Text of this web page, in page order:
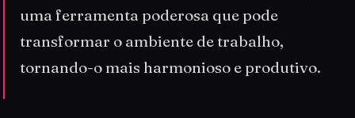
uma ferramenta poderosa que pode
transformar o ambiente de trabalho,
tornando-o mais harmonioso e produtivo.